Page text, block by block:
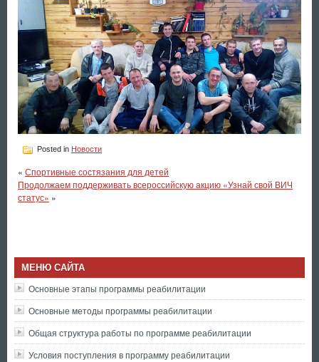
Posted in Новости
« Спортивные состязания для детей
Продолжаем поддерживать всероссийскую акцию «Узнай свой ВИЧ
статус» »
МЕНЮ САЙТА
Основные этапы программы реабилитации
Основные методы программы реабилитации
Общая структура работы по программе реабилитации
Условия поступления в программу реабилитации